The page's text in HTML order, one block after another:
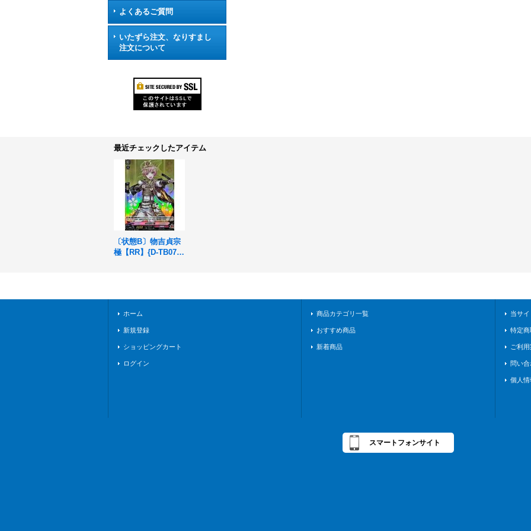
よくあるご質問
いたずら注文、なりすまし
注文について
最近チェックしたアイテム
〔状態B〕物吉貞宗
極【RR】{D-TB07/0
ホーム
新規登録
ショッピングカート
ログイン
商品カテゴリ一覧
おすすめ商品
新着商品
当サ
特定
ご利
問い合
個人
スマートフォンサイト